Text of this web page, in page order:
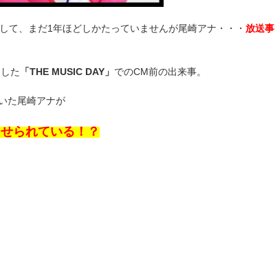
て、まだ1年ほどしかたっていませんが尾崎アナ・・・ 放送事
た 「THE MUSIC DAY」 でのCM前の出来事。
た尾崎アナが
られている！？